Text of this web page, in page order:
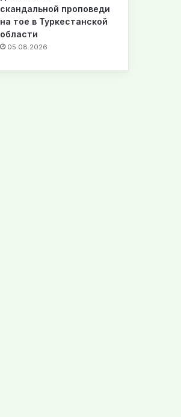
скандальной проповеди
на тое в Туркестанской
области
05.08.2026